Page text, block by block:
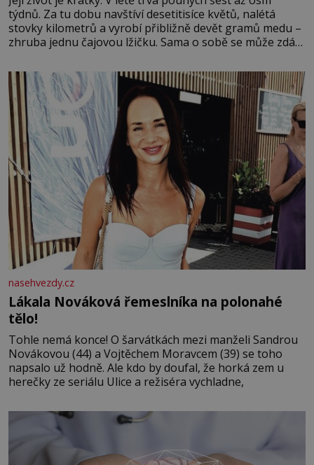
týdnů. Za tu dobu navštíví desetitisíce květů, nalétá
stovky kilometrů a vyrobí přibližně devět gramů medu –
zhruba jednu čajovou lžičku. Sama o sobě se může zdát
tisíc příslušnic svého včelstva, vznikne jeden z
nejdokonalejších organismů
nasehvezdy.cz
Lákala Nováková řemeslníka na polonahé
tělo!
Tohle nemá konce! O šarvátkách mezi manželi Sandrou
Novákovou (44) a Vojtěchem Moravcem (39) se toho
napsalo už hodně. Ale kdo by doufal, že horká zem u
herečky ze seriálu Ulice a režiséra vychladne,